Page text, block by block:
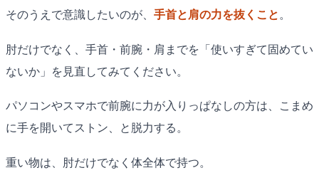
そのうえで意識したいのが、 手首と肩の力を抜くこと 。
肘だけでなく、手首・前腕・肩までを「使いすぎて固めてい
ないか」を見直してみてください。
パソコンやスマホで前腕に力が入りっぱなしの方は、こまめ
に手を開いてストン、と脱力する。
重い物は、肘だけでなく体全体で持つ。